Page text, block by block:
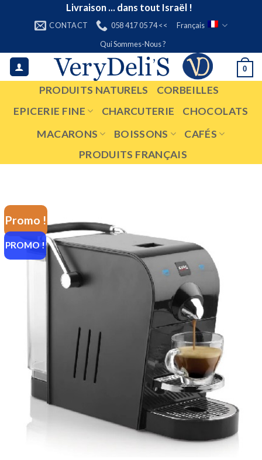
Livraison ... dans tout Israël !
CONTACT 058 417 05 74 <<
Français
Qui Sommes-Nous ?
0
PRODUITS NATURELS
CORBEILLES
EPICERIE FINE
CHARCUTERIE
CHOCOLATS
MACARONS
BOISSONS
CAFÉS
PRODUITS FRANÇAIS
Promo !
PROMO !